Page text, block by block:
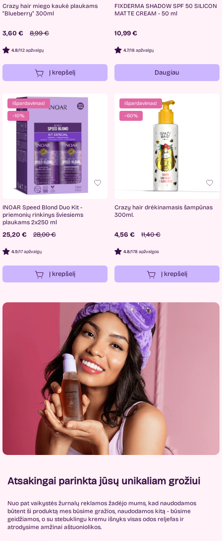
Crazy hair miego kaukė plaukams
"Blueberry" 300ml
3,60 € 8,99 €
4.8/112 apžvalgų
Į krepšelį
FIXDERMA SHADOW SPF 50 SILICON
MATTE CREAM - 50 ml
10,99 €
4.7/18 apžvalgų
Daugiau
Išpardavimas!
−10%
INOAR Speed Blond Duo Kit -
priemonių rinkinys šviesiems
plaukams 2x250 ml
25,20 € 28,00 €
4.9/17 apžvalgų
Į krepšelį
Išpardavimas!
−60%
Crazy hair drėkinamasis šampūnas
300ml.
4,56 € 11,40 €
4.8/178 apžvalgos
Į krepšelį
Atsakingai parinkta jūsų unikaliam grožiui
Nuo pat vaikystės žurnalų reklamos žadėjo mums, kad naudodamos
būtent ši produktą mes būsime gražios, naudodamos kitą - būsime
geidžiamos, o su stebuklingu kremu išnyks visas odos reljefas ir
atrodysime amžinai aštuoniolikos.